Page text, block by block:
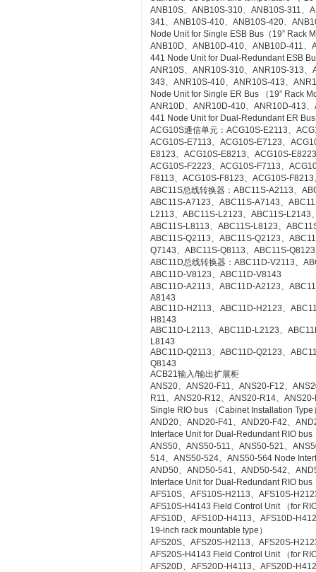
ANB10S、ANB10S-310、ANB10S-311、
341、ANB10S-410、ANB10S-420、
Node Unit for Single ESB Bus（19” Rack
ANB10D、ANB10D-410、ANB10D-411
441 Node Unit for Dual-Redundant ESB
ANR10S、ANR10S-310、ANR10S-313
343、ANR10S-410、ANR10S-413、
Node Unit for Single ER Bus （19” Rack
ANR10D、ANR10D-410、ANR10D-413
441 Node Unit for Dual-Redundant ER
ACG10S通信单元：ACG10S-E2113、
ACG10S-E7113、ACG10S-E7123、
E8123、ACG10S-E8213、ACG10S-
ACG10S-F2223、ACG10S-F7113、
F8113、ACG10S-F8123、ACG10S-
ABC11S总线转换器：ABC11S-A2113、
ABC11S-A7123、ABC11S-A7143、
L2113、ABC11S-L2123、ABC11S-
ABC11S-L8113、ABC11S-L8123、
ABC11S-Q2113、ABC11S-Q2123、
Q7143、ABC11S-Q8113、ABC11S-
ABC11D总线转换器：ABC11D-V2113、
ABC11D-V8123、ABC11D-V8143
ABC11D-A2113、ABC11D-A2123、
A8143
ABC11D-H2113、ABC11D-H2123、
H8143
ABC11D-L2113、ABC11D-L2123、
L8143
ABC11D-Q2113、ABC11D-Q2123、
Q8143
ACB21输入/输出扩展柜
ANS20、ANS20-F11、ANS20-F12、
R11、ANS20-R12、ANS20-R14、
Single RIO bus （Cabinet Installation Type
AND20、AND20-F41、AND20-F42、
Interface Unit for Dual-Redundant RIO
ANS50、ANS50-511、ANS50-521、
514、ANS50-524、ANS50-564 Node
AND50、AND50-541、AND50-542、
Interface Unit for Dual-Redundant RIO
AFS10S、AFS10S-H2113、AFS10S-
AFS10S-H4143 Field Control Unit （for
AFS10D、AFS10D-H4113、AFS10D-
19-inch rack mountable type）
AFS20S、AFS20S-H2113、AFS20S-
AFS20S-H4143 Field Control Unit （for
AFS20D、AFS20D-H4113、AFS20D-